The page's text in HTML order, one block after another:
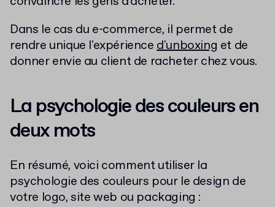
Dans le cas du e-commerce, il permet de
rendre unique l'expérienced'unboxing et de
donner envie au client de racheter chez vous.
La psychologie des couleurs en
deux mots
En résumé, voici comment utiliser la
psychologie des couleurs pour le design de
votre logo, site web ou packaging :